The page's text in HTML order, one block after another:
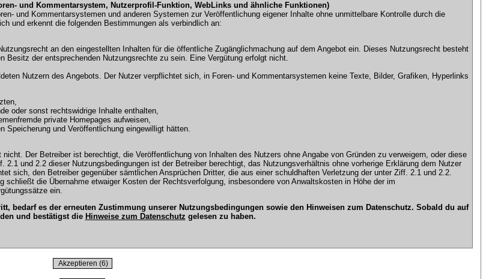
und Kommentarsystem, Nutzerprofil-Funktion, WebLinks und ähnliche Funktionen)
und Kommentarsystemen und anderen Systemen zur Veröffentlichung eigener Inhalte ohne unmittelbare Kontrolle durch die
und erkennt die folgenden Bestimmungen als verbindlich an:
an den eingestellten Inhalten für die öffentliche Zugänglichmachung auf dem Angebot ein. Dieses Nutzungsrecht besteht
der entsprechenden Nutzungsrechte zu sein. Eine Vergütung erfolgt nicht.
Nutzern des Angebots. Der Nutzer verpflichtet sich, in Foren- und Kommentarsystemen keine Texte, Bilder, Grafiken, Hyperlinks
oder sonst rechtswidrige Inhalte enthalten,
private Homepages aufweisen,
Speicherung und Veröffentlichung eingewilligt hätten.
Der Betreiber ist berechtigt, die Veröffentlichung von Inhalten des Nutzers ohne Angabe von Gründen zu verweigern, oder diese
und 2.2 dieser Nutzungsbedingungen ist der Betreiber berechtigt, das Nutzungsverhältnis ohne vorherige Erklärung dem Nutzer
sich, den Betreiber gegenüber sämtlichen Ansprüchen Dritter, die aus einer schuldhaften Verletzung der unter Ziff. 2.1 und 2.2.
die Übernahme etwaiger Kosten der Rechtsverfolgung, insbesondere von Anwaltskosten in Höhe der im
ein.
bedarf es der erneuten Zustimmung unserer Nutzungsbedingungen sowie den Hinweisen zum Datenschutz. Sobald du auf
und bestätigst die Hinweise zum Datenschutz gelesen zu haben.